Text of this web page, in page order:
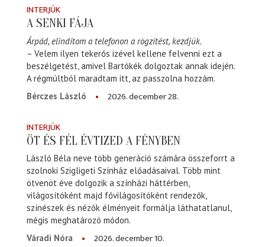
INTERJÚK
A SENKI FÁJA
Árpád, elindítom a telefonon a rögzítést, kezdjük.
– Velem ilyen tekerős izével kellene felvenni ezt a
beszélgetést, amivel Bartókék dolgoztak annak idején.
A régmúltból maradtam itt, az passzolna hozzám.
Bérczes László
2026. december 28.
INTERJÚK
ÖT ÉS FÉL ÉVTIZED A FÉNYBEN
László Béla neve több generáció számára összeforrt a
szolnoki Szigligeti Színház előadásaival. Több mint
ötvenöt éve dolgozik a színházi háttérben,
világosítóként majd fővilágosítóként rendezők,
színészek és nézők élményeit formálja láthatatlanul,
mégis meghatározó módon.
Váradi Nóra
2026. december 10.